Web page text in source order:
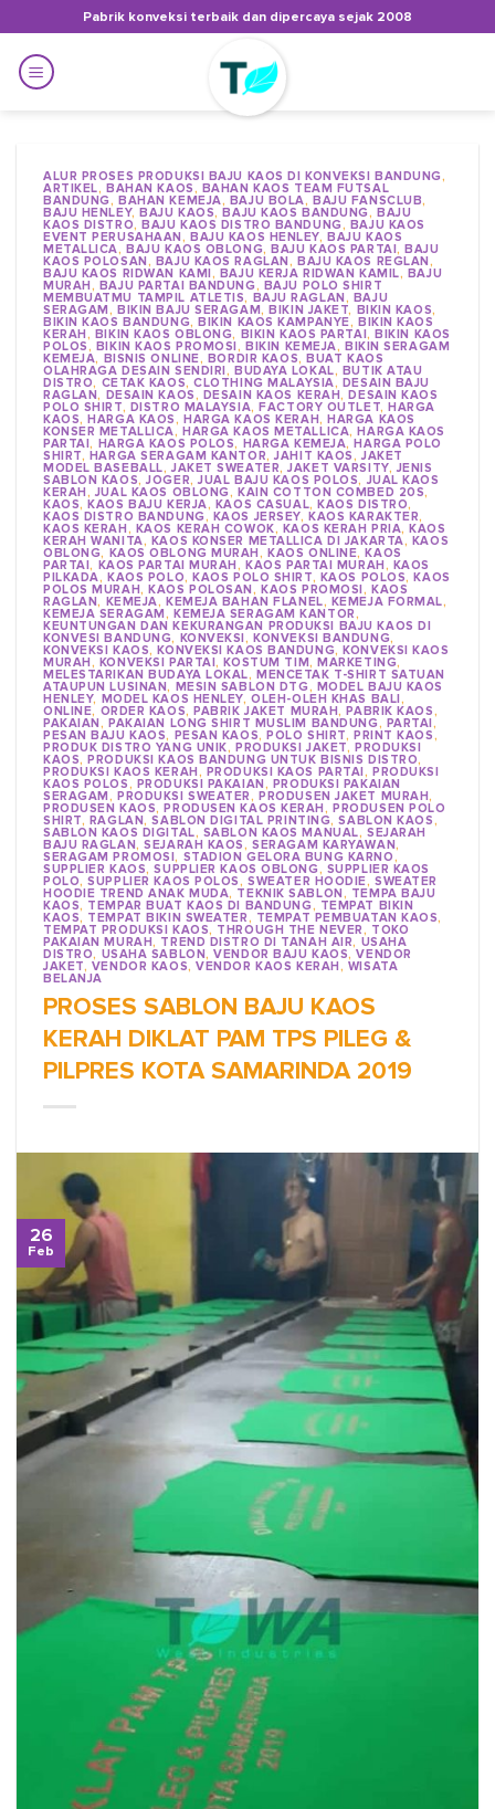
to
content
Pabrik konveksi terbaik dan dipercaya sejak 2008
ALUR PROSES PRODUKSI BAJU KAOS DI KONVEKSI BANDUNG,
ARTIKEL,BAHAN KAOS, BAHAN KAOS TEAM FUTSAL
BANDUNG,BAHAN KEMEJA, BAJU BOLA,BAJU FANSCLUB,
BAJU HENLEY,BAJU KAOS,BAJU KAOS BANDUNG,BAJU
KAOS DISTRO,BAJU KAOS DISTRO BANDUNG, BAJU KAOS
EVENT PERUSAHAAN,BAJU KAOS HENLEY,BAJU KAOS
METALLICA,BAJU KAOS OBLONG,BAJU KAOS PARTAI,BAJU
KAOS POLOSAN, BAJU KAOS RAGLAN, BAJU KAOS REGLAN,
BAJU KAOS RIDWAN KAMI, BAJU KERJA RIDWAN KAMIL, BAJU
MURAH, BAJU PARTAI BANDUNG, BAJU POLO SHIRT
MEMBUATMU TAMPIL ATLETIS, BAJU RAGLAN, BAJU
SERAGAM,BIKIN BAJU SERAGAM,BIKIN JAKET, BIKIN KAOS,
BIKIN KAOS BANDUNG,BIKIN KAOS KAMPANYE, BIKIN KAOS
KERAH, BIKIN KAOS OBLONG, BIKIN KAOS PARTAI,BIKIN KAOS
POLOS, BIKIN KAOS PROMOSI,BIKIN KEMEJA,BIKIN SERAGAM
KEMEJA, BISNIS ONLINE, BORDIR KAOS,BUAT KAOS
OLAHRAGA DESAIN SENDIRI,BUDAYA LOKAL, BUTIK ATAU
DISTRO, CETAK KAOS,CLOTHING MALAYSIA, DESAIN BAJU
RAGLAN, DESAIN KAOS, DESAIN KAOS KERAH,DESAIN KAOS
POLO SHIRT, DISTRO MALAYSIA,FACTORY OUTLET,HARGA
KAOS,HARGA KAOS,HARGA KAOS KERAH,HARGA KAOS
KONSER METALLICA,HARGA KAOS METALLICA,HARGA KAOS
PARTAI, HARGA KAOS POLOS, HARGA KEMEJA,HARGA POLO
SHIRT, HARGA SERAGAM KANTOR,JAHIT KAOS, JAKET
MODEL BASEBALL, JAKET SWEATER,JAKET VARSITY, JENIS
SABLON KAOS,JOGER,JUAL BAJU KAOS POLOS, JUAL KAOS
KERAH, JUAL KAOS OBLONG,KAIN COTTON COMBED 20S,
KAOS,KAOS BAJU KERJA, KAOS CASUAL,KAOS DISTRO,
KAOS DISTRO BANDUNG, KAOS JERSEY,KAOS KARAKTER,
KAOS KERAH, KAOS KERAH COWOK, KAOS KERAH PRIA,KAOS
KERAH WANITA, KAOS KONSER METALLICA DI JAKARTA, KAOS
OBLONG, KAOS OBLONG MURAH,KAOS ONLINE,KAOS
PARTAI, KAOS PARTAI MURAH,KAOS PARTAI MURAH, KAOS
PILKADA,KAOS POLO,KAOS POLO SHIRT, KAOS POLOS,KAOS
POLOS MURAH,KAOS POLOSAN,KAOS PROMOSI,KAOS
RAGLAN, KEMEJA, KEMEJA BAHAN FLANEL, KEMEJA FORMAL,
KEMEJA SERAGAM, KEMEJA SERAGAM KANTOR,
KEUNTUNGAN DAN KEKURANGAN PRODUKSI BAJU KAOS DI
KONVESI BANDUNG, KONVEKSI,KONVEKSI BANDUNG,
KONVEKSI KAOS,KONVEKSI KAOS BANDUNG,KONVEKSI KAOS
MURAH, KONVEKSI PARTAI,KOSTUM TIM,MARKETING,
MELESTARIKAN BUDAYA LOKAL,MENCETAK T-SHIRT SATUAN
ATAUPUN LUSINAN, MESIN SABLON DTG, MODEL BAJU KAOS
HENLEY, MODEL KAOS HENLEY,OLEH-OLEH KHAS BALI,
ONLINE, ORDER KAOS,PABRIK JAKET MURAH,PABRIK KAOS,
PAKAIAN,PAKAIAN LONG SHIRT MUSLIM BANDUNG, PARTAI,
PESAN BAJU KAOS, PESAN KAOS,POLO SHIRT, PRINT KAOS,
PRODUK DISTRO YANG UNIK,PRODUKSI JAKET, PRODUKSI
KAOS,PRODUKSI KAOS BANDUNG UNTUK BISNIS DISTRO,
PRODUKSI KAOS KERAH, PRODUKSI KAOS PARTAI,PRODUKSI
KAOS POLOS, PRODUKSI PAKAIAN, PRODUKSI PAKAIAN
SERAGAM,PRODUKSI SWEATER,PRODUSEN JAKET MURAH,
PRODUSEN KAOS,PRODUSEN KAOS KERAH,PRODUSEN POLO
SHIRT, RAGLAN,SABLON DIGITAL PRINTING,SABLON KAOS,
SABLON KAOS DIGITAL, SABLON KAOS MANUAL, SEJARAH
BAJU RAGLAN,SEJARAH KAOS,SERAGAM KARYAWAN,
SERAGAM PROMOSI, STADION GELORA BUNG KARNO,
SUPPLIER KAOS,SUPPLIER KAOS OBLONG, SUPPLIER KAOS
POLO,SUPPLIER KAOS POLOS,SWEATER HOODIE,SWEATER
HOODIE TREND ANAK MUDA, TEKNIK SABLON, TEMPA BAJU
KAOS, TEMPAR BUAT KAOS DI BANDUNG, TEMPAT BIKIN
KAOS, TEMPAT BIKIN SWEATER, TEMPAT PEMBUATAN KAOS,
TEMPAT PRODUKSI KAOS, THROUGH THE NEVER, TOKO
PAKAIAN MURAH, TREND DISTRO DI TANAH AIR, USAHA
DISTRO, USAHA SABLON,VENDOR BAJU KAOS,VENDOR
JAKET, VENDOR KAOS,VENDOR KAOS KERAH, WISATA
BELANJA
PROSES SABLON BAJU KAOS
KERAH DIKLAT PAM TPS PILEG &
PILPRES KOTA SAMARINDA 2019
26
Feb